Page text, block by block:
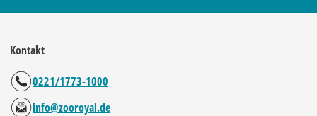
Kontakt
0221/1773-1000
info@zooroyal.de